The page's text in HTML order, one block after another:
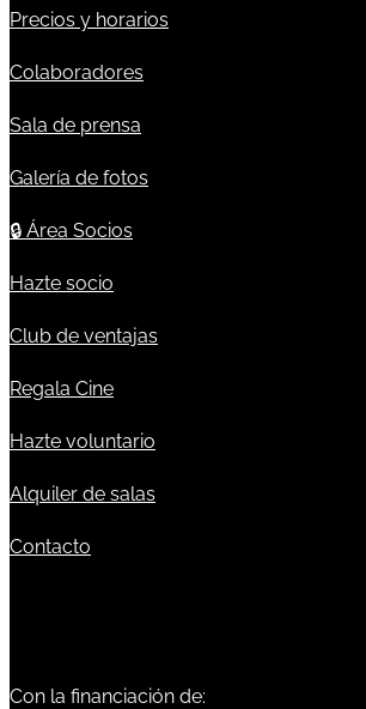
Precios y horarios
Colaboradores
Sala de prensa
Galería de fotos
🔒 Área Socios
Hazte socio
Club de ventajas
Regala Cine
Hazte voluntario
Alquiler de salas
Contacto
Con la financiación de: